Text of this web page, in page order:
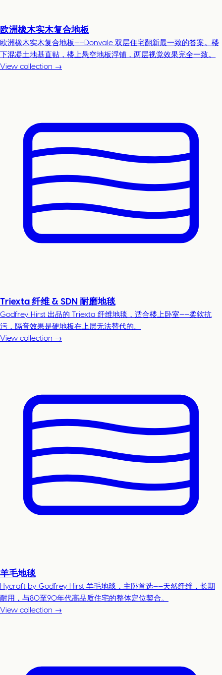
欧洲橡木实木复合地板
欧洲橡木实木复合地板——Donvale 双层住宅翻新最一致的答案。楼
下混凝土地基直贴，楼上悬空地板浮铺，两层视觉效果完全一致。
View collection →
Triexta 纤维 & SDN 耐磨地毯
Godfrey Hirst 出品的 Triexta 纤维地毯，适合楼上卧室——柔软抗
污，隔音效果是硬地板在上层无法替代的。
View collection →
羊毛地毯
Hycraft by Godfrey Hirst 羊毛地毯，主卧首选——天然纤维，长期
耐用，与80至90年代高品质住宅的整体定位契合。
View collection →